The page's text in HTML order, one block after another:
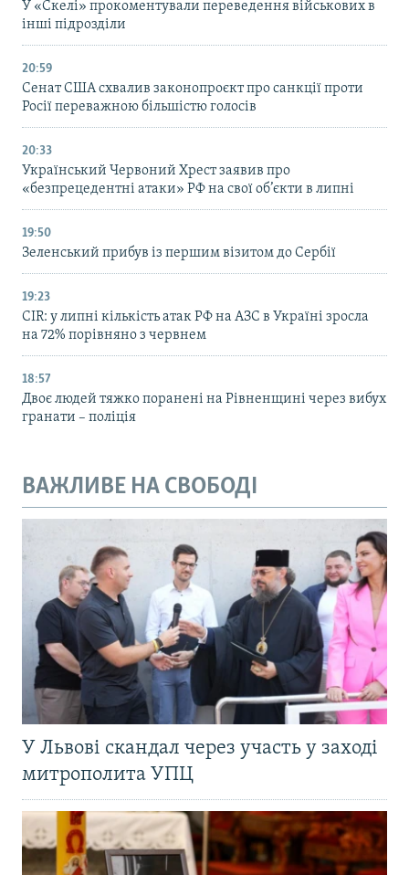
У «Скелі» прокоментували переведення військових в
інші підрозділи
20:59
Cенат США схвалив законопроєкт про санкції проти
Росії переважною більшістю голосів
20:33
Український Червоний Хрест заявив про
«безпрецедентні атаки» РФ на свої об’єкти в липні
19:50
Зеленський прибув із першим візитом до Сербії
19:23
CIR: у липні кількість атак РФ на АЗС в Україні зросла
на 72% порівняно з червнем
18:57
Двоє людей тяжко поранені на Рівненщині через вибух
гранати – поліція
ВАЖЛИВЕ НА СВОБОДІ
У Львові скандал через участь у заході
митрополита УПЦ